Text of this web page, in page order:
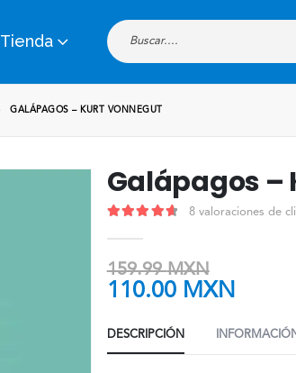
Tienda
GALÁPAGOS – KURT VONNEGUT
Galápagos –
8valoraciones de
159.99MXN
110.00 MXN
DESCRIPCIÓN